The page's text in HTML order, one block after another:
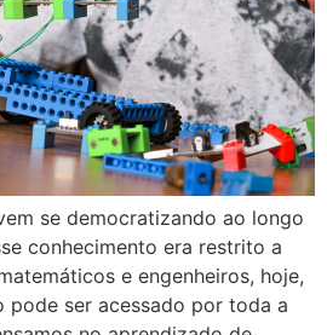
se democratizando ao longo
conhecimento era restrito a
e engenheiros, hoje,
pode ser acessado por toda a